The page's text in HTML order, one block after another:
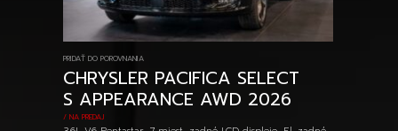
PRIDAŤ DO POROVNANIA
CHRYSLER PACIFICA SELECT
S APPEARANCE AWD 2026
/ NA PREDAJ